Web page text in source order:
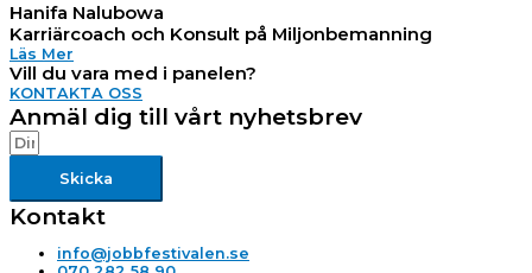
Hanifa Nalubowa
Karriärcoach och Konsult på Miljonbemanning
Läs Mer
Vill du vara med i panelen?
KONTAKTA OSS
Anmäl dig till vårt nyhetsbrev
Skicka
Kontakt
info@jobbfestivalen.se